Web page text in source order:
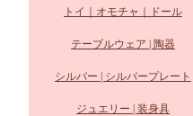
トイ｜オモチャ｜ドール
テーブルウェア | 陶器
シルバー | シルバープレート
ジュエリー | 装身具